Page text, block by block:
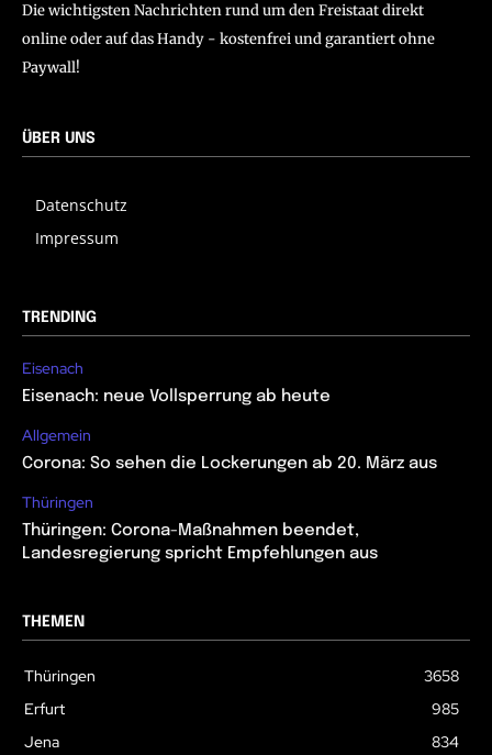
Die wichtigsten Nachrichten rund um den Freistaat direkt
online oder auf das Handy - kostenfrei und garantiert ohne
Paywall!
ÜBER UNS
Datenschutz
Impressum
TRENDING
Eisenach
Eisenach: neue Vollsperrung ab heute
Allgemein
Corona: So sehen die Lockerungen ab 20. März aus
Thüringen
Thüringen: Corona-Maßnahmen beendet,
Landesregierung spricht Empfehlungen aus
THEMEN
Thüringen
3658
Erfurt
985
Jena
834